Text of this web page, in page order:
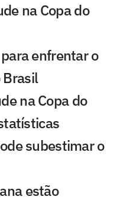
na Copa do
enfrentar o
Brasil
na Copa do
subestimar o
estão